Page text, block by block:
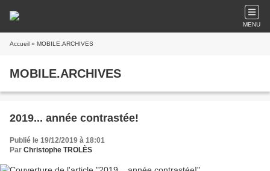
MENU
Accueil » MOBILE.ARCHIVES
MOBILE.ARCHIVES
2019... année contrastée!
Publié le 19/12/2019 à 18:01
Par Christophe TROLÈS